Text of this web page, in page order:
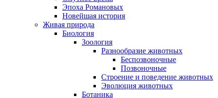
Эпоха Романовых
Новейшая история
Живая природа
Биология
Зоология
Разнообразие животных
Беспозвоночные
Позвоночные
Строение и поведение животных
Эволюция животных
Ботаника